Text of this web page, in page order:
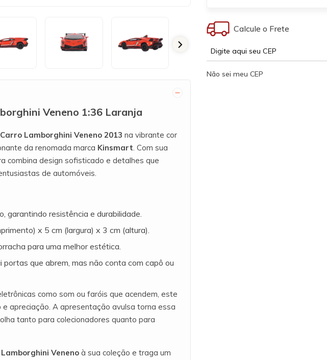
Veneno 1:36 Laranja
Lamborghini Veneno 2013 na vibrante cor
da renomada marca Kinsmart. Com sua
combina design sofisticado e detalhes que
de automóveis.
garantindo resistência e durabilidade.
x 5 cm (largura) x 3 cm (altura).
para uma melhor estética.
portas que abrem, mas não conta com capô ou
como som ou faróis que acendem, este
apreciação. A apresentação avulsa torna essa
tanto para colecionadores quanto para
Veneno à sua coleção e traga um
Calcule o Frete
Não sei meu CEP